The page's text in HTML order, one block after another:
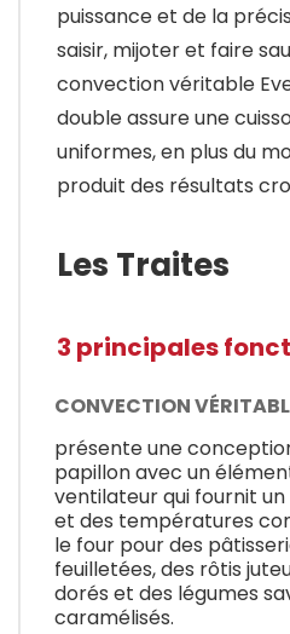
puissance et de la
saisir, mijoter et faire
convection véritable
double assure une
uniformes, en plus du
produit des résultats
Les Traites
3 principales
CONVECTION
présente une
papillon avec un
ventilateur qui fournit
et des températures
le four pour des
feuilletées, des rôtis
dorés et des légumes
caramélisés.